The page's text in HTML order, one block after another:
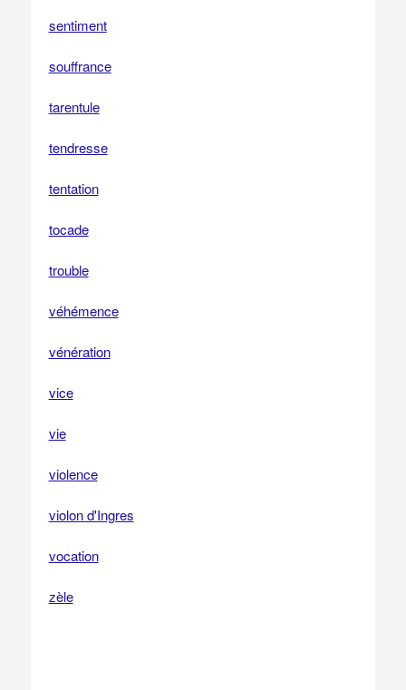
sentiment
souffrance
tarentule
tendresse
tentation
tocade
trouble
véhémence
vénération
vice
vie
violence
violon d'Ingres
vocation
zèle